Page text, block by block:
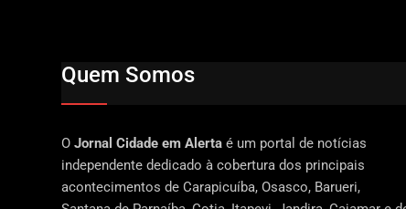
Quem Somos
O Jornal Cidade em Alerta é um portal de notícias
independente dedicado à cobertura dos principais
acontecimentos de Carapicuíba, Osasco, Barueri,